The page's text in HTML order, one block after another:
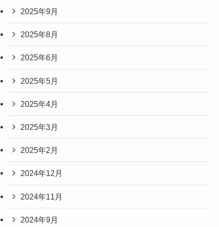
2025年9月
2025年8月
2025年6月
2025年5月
2025年4月
2025年3月
2025年2月
2024年12月
2024年11月
2024年9月